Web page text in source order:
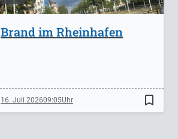
Brand im Rheinhafen
16. Juli 202609:05 bookmark_border